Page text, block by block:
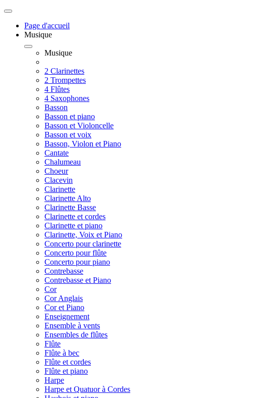
Page d'accueil
Musique
Musique
2 Clarinettes
2 Trompettes
4 Flûtes
4 Saxophones
Basson
Basson et piano
Basson et Violoncelle
Basson et voix
Basson, Violon et Piano
Cantate
Chalumeau
Choeur
Clacevin
Clarinette
Clarinette Alto
Clarinette Basse
Clarinette et cordes
Clarinette et piano
Clarinette, Voix et Piano
Concerto pour clarinette
Concerto pour flûte
Concerto pour piano
Contrebasse
Contrebasse et Piano
Cor
Cor Anglais
Cor et Piano
Enseignement
Ensemble à vents
Ensembles de flûtes
Flûte
Flûte à bec
Flûte et cordes
Flûte et piano
Harpe
Harpe et Quatuor à Cordes